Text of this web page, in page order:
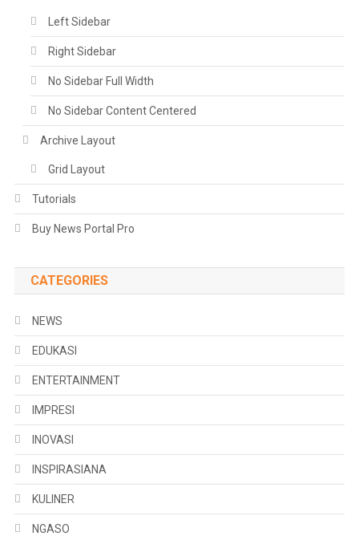
Left Sidebar
Right Sidebar
No Sidebar Full Width
No Sidebar Content Centered
Archive Layout
Grid Layout
Tutorials
Buy News Portal Pro
CATEGORIES
NEWS
EDUKASI
ENTERTAINMENT
IMPRESI
INOVASI
INSPIRASIANA
KULINER
NGASO